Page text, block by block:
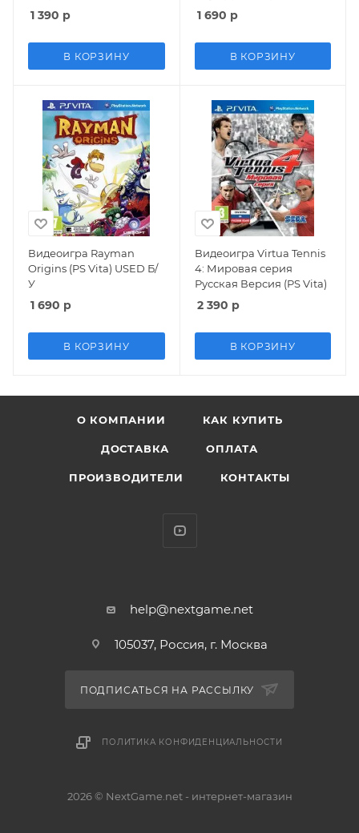
1 390 р
В КОРЗИНУ
1 690 р
В КОРЗИНУ
Видеоигра Rayman
Origins (PS Vita) USED Б/
У
1 690 р
В КОРЗИНУ
Видеоигра Virtua Tennis
4: Мировая серия
Русская Версия (PS Vita)
2 390 р
В КОРЗИНУ
О КОМПАНИИ КАК КУПИТЬ
ДОСТАВКА ОПЛАТА
ПРОИЗВОДИТЕЛИ КОНТАКТЫ
help@nextgame.net
105037, Россия, г. Москва
ПОДПИСАТЬСЯ НА РАССЫЛКУ
ПОЛИТИКА КОНФИДЕНЦИАЛЬНОСТИ
2026 © NextGame.net - интернет-магазин